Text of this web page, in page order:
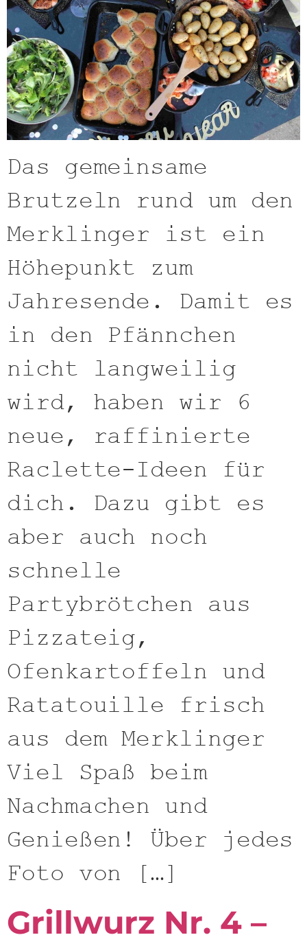
Das gemeinsame
Brutzeln rund um den
Merklinger ist ein
Höhepunkt zum
Jahresende. Damit es
in den Pfännchen
nicht langweilig
wird, haben wir 6
neue, raffinierte
Raclette-Ideen für
dich. Dazu gibt es
aber auch noch
schnelle
Partybrötchen aus
Pizzateig,
Ofenkartoffeln und
Ratatouille frisch
aus dem Merklinger
Viel Spaß beim
Nachmachen und
Genießen! Über jedes
Foto von […]
Grillwurz Nr. 4 –